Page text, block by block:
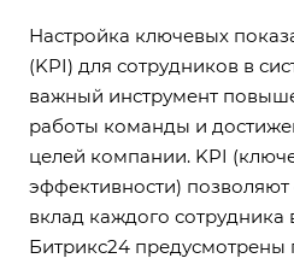
Настройка ключевых
(KPI) для сотрудников в
важный инструмент
работы команды и
целей компании. KPI
эффективности)
вклад каждого сотрудника
Битрикс24 предусмотрены